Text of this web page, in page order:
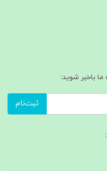
باخبر شوید:
ثبت‌نام